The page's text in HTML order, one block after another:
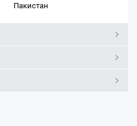
Пакистан